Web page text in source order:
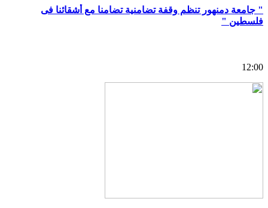
" جامعة دمنهور تنظم وقفة تضامنية تضامنا مع أشقائنا فى
فلسطين "
12:00